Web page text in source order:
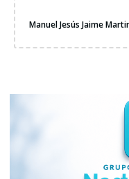
Manuel Jesús Jaime